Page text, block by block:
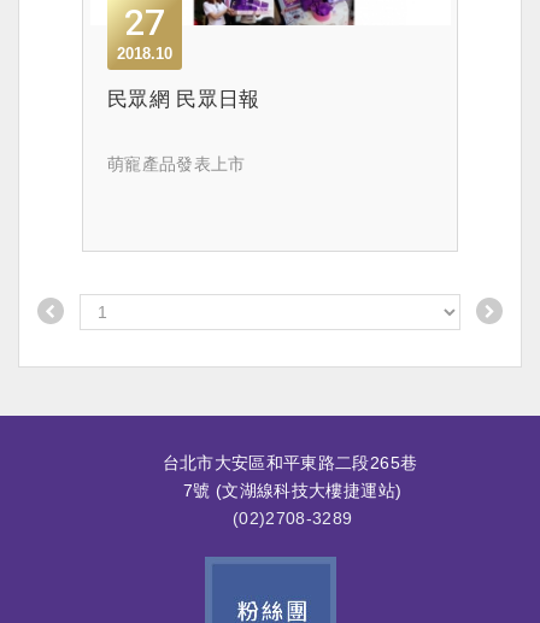
27
2018.10
民眾網 民眾日報
萌寵產品發表上市
台北市大安區和平東路二段265巷
7號 (文湖線科技大樓捷運站)
(02)2708-3289